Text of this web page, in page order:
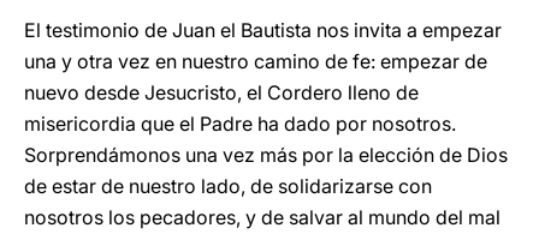
El testimonio de Juan el Bautista nos invita a empezar
una y otra vez en nuestro camino de fe: empezar de
nuevo desde Jesucristo, el Cordero lleno de
misericordia que el Padre ha dado por nosotros.
Sorprendámonos una vez más por la elección de Dios
de estar de nuestro lado, de solidarizarse con
nosotros los pecadores, y de salvar al mundo del mal